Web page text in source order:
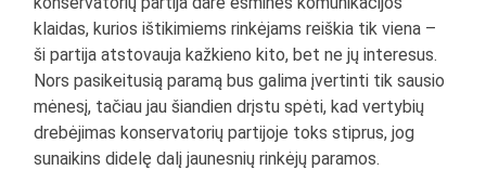
klaidas, kurios ištikimiems rinkėjams reiškia tik viena –
ši partija atstovauja kažkieno kito, bet ne jų interesus.
Nors pasikeitusią paramą bus galima įvertinti tik sausio
mėnesį, tačiau jau šiandien drįstu spėti, kad vertybių
drebėjimas konservatorių partijoje toks stiprus, jog
sunaikins didelę dalį jaunesnių rinkėjų paramos.